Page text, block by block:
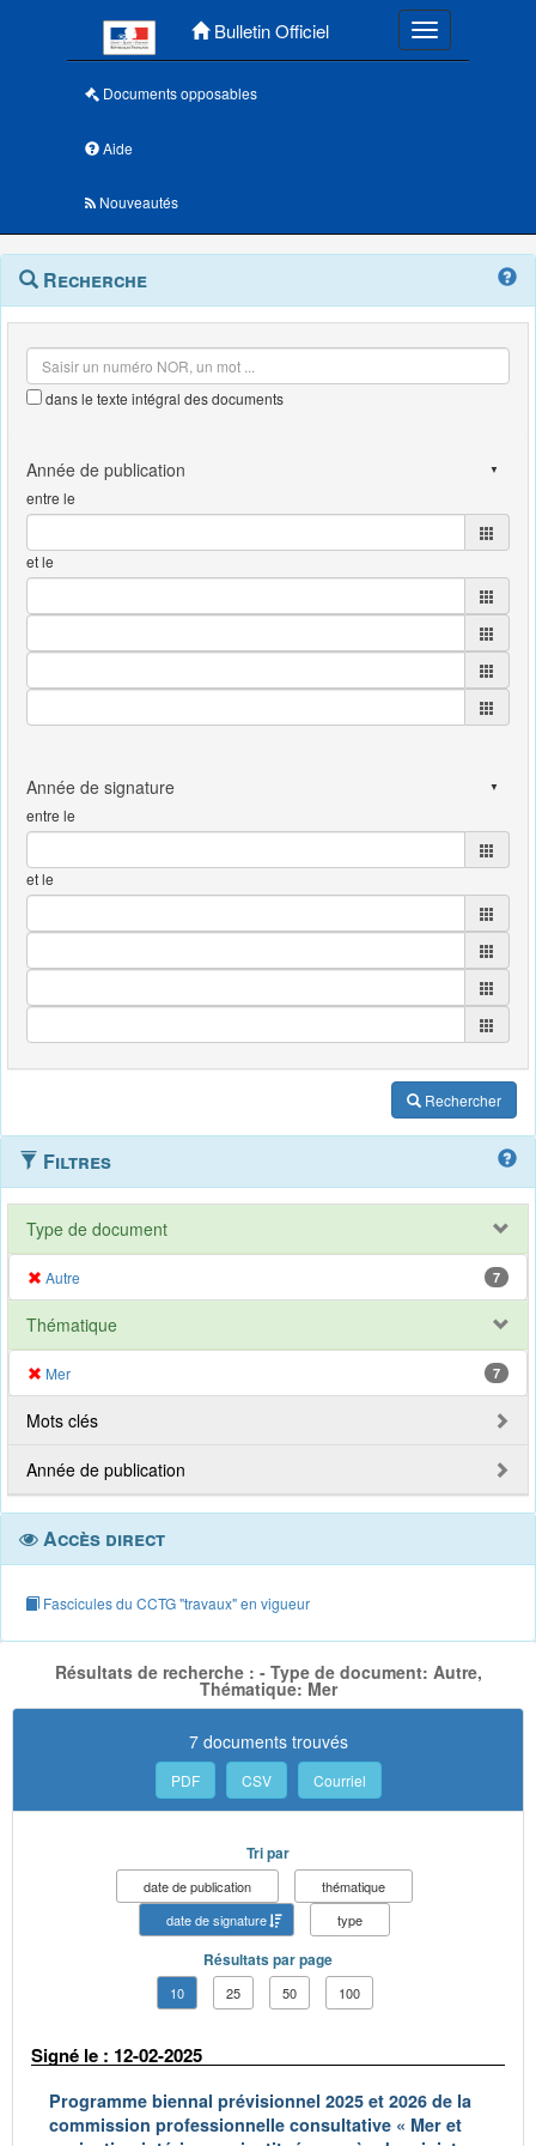
Bulletin Officiel Toggle
Documents opposables
Aide
Nouveautés
Navigation
outils
Menu
contextuel
Recherche
dans le texte intégral des documents
entre le
et le
entre le
et le
Rechercher
Filtres
Type de document
Autre 7
Thématique
Mer 7
Mots clés
Année de publication
Accès direct
Fascicules du CCTG "travaux" en vigueur
Résultats de recherche : - Type de document: Autre,
Thématique: Mer
7 documents trouvés
PDF CSV Courriel
Tri par
date de publication
thématique
date de signature
type
Résultats par page
10 25 50 100
Signé le : 12-02-2025
Programme biennal prévisionnel 2025 et 2026 de la
commission professionnelle consultative « Mer et